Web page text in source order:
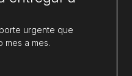
urgente que
mes a mes.